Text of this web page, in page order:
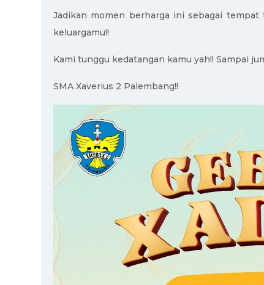
Jadikan momen berharga ini sebagai
keluargamu!!
Kami tunggu kedatangan kamu yah!! Sampai
SMA Xaverius 2 Palembang!!